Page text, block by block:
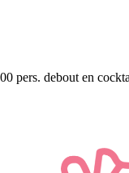
pers. debout en